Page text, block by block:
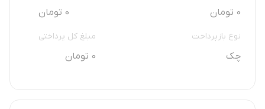
0 تومان 0 تومان
نوع بازپرداخت
چک
مبلغ کل پرداختی
0 تومان